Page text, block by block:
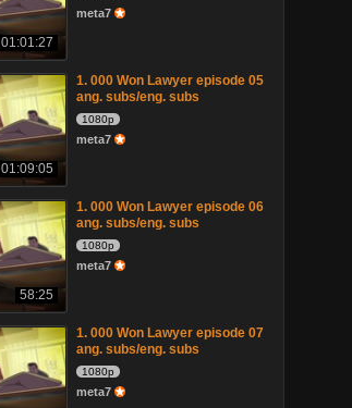
01:01:27
meta7
01:09:05
1. 000 Won Lawyer episode 05
ang. subs/eng. subs
1080p
meta7
58:25
1. 000 Won Lawyer episode 06
ang. subs/eng. subs
1080p
meta7
1. 000 Won Lawyer episode 07
ang. subs/eng. subs
1080p
meta7